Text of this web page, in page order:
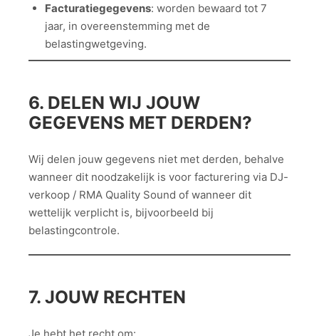
Facturatiegegevens: worden bewaard tot 7
jaar, in overeenstemming met de
belastingwetgeving.
6. DELEN WIJ JOUW
GEGEVENS MET DERDEN?
Wij delen jouw gegevens niet met derden, behalve
wanneer dit noodzakelijk is voor facturering via DJ-
verkoop / RMA Quality Sound of wanneer dit
wettelijk verplicht is, bijvoorbeeld bij
belastingcontrole.
7. JOUW RECHTEN
Je hebt het recht om: